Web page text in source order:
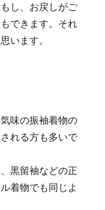
し、お戻しがご
できます。それ
います。
味の振袖着物の
れる方も多いで
黒留袖などの正
着物でも同じよ